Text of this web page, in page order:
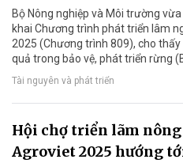
Bộ Nông nghiệp và Môi trường
khai Chương trình phát triển lâm
2025 (Chương trình 809), cho
quả trong bảo vệ, phát triển rừng
Tài nguyên và phát triển
Hội chợ triển lãm
Agroviet 2025 hướng